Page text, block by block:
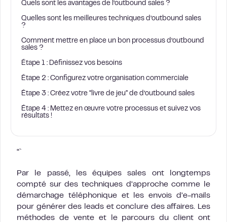
Quels sont les avantages de l’outbound sales ?
Quelles sont les meilleures techniques d’outbound sales
?
Comment mettre en place un bon processus d’outbound
sales ?
Étape 1 : Définissez vos besoins
Étape 2 : Configurez votre organisation commerciale
Étape 3 : Créez votre “livre de jeu” de d’outbound sales
Étape 4 : Mettez en œuvre votre processus et suivez vos
résultats !
“`
Par le passé, les équipes sales ont longtemps
compté sur des techniques d’approche comme le
démarchage téléphonique et les envois d’e-mails
pour générer des leads et conclure des affaires. Les
méthodes de vente et le parcours du client ont